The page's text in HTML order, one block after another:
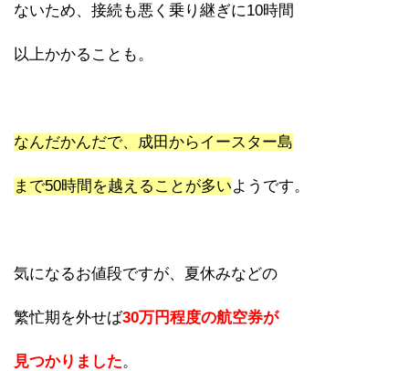
ないため、接続も悪く乗り継ぎに10時間
以上かかることも。
なんだかんだで、成田からイースター島
まで50時間を越えることが多いようです。
気になるお値段ですが、夏休みなどの
繁忙期を外せば30万円程度の航空券が
見つかりました。